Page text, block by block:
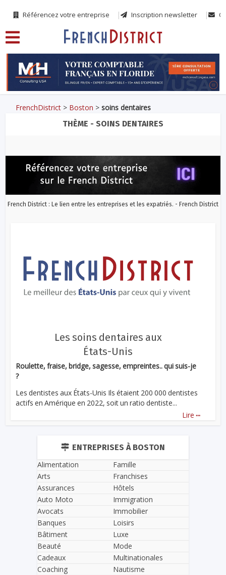
Référencez votre entreprise Inscription newsletter
FrenchDistrict > Boston >soins dentaires
THÈME - SOINS DENTAIRES
French District : Le lien entre les entreprises et les expatriés. - French District
Les soins dentaires aux
États-Unis
Roulette, fraise, bridge, sagesse, empreintes.. qui suis-je
?
Les dentistes aux États-Unis Ils étaient 200 000 dentistes
actifs en Amérique en 2022, soit un ratio dentiste...
Lire ...
ENTREPRISES À BOSTON
Alimentation
Arts
Assurances
Auto Moto
Avocats
Banques
Bâtiment
Beauté
Cadeaux
Coaching
Famille
Franchises
Hôtels
Immigration
Immobilier
Loisirs
Luxe
Mode
Multinationales
Nautisme